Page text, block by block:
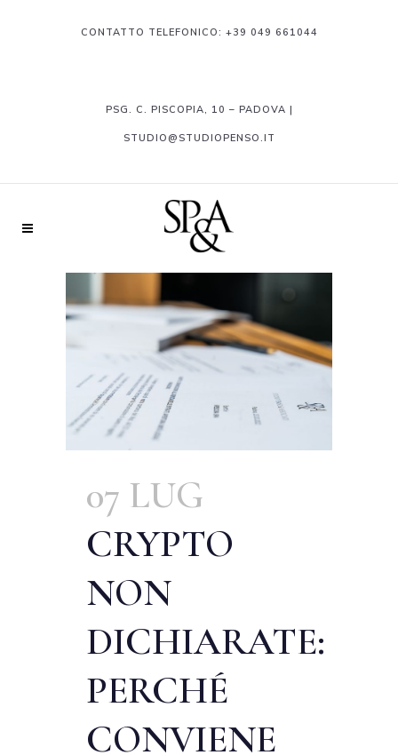
CONTATTO TELEFONICO: +39 049 661044
PSG. C. PISCOPIA, 10 – PADOVA |
STUDIO@STUDIOPENSO.IT
07 LUG
CRYPTO
NON
DICHIARATE:
PERCHÉ
CONVIENE